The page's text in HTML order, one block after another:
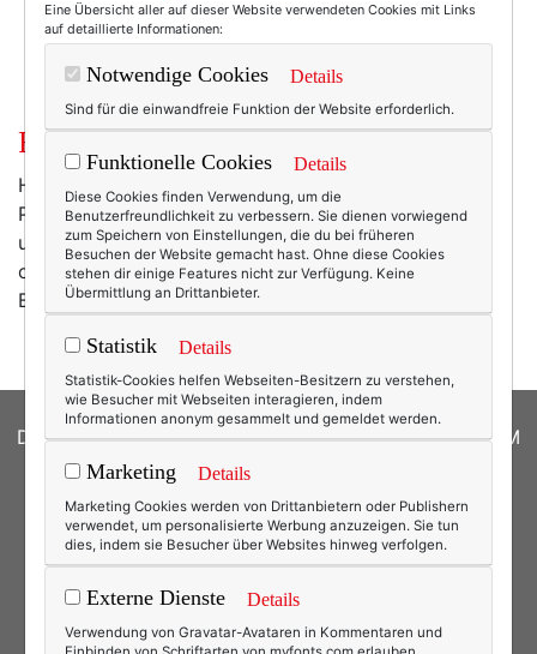
Fashionista war gestern.
Heute (in den bösen Krisenzeiten der Wartelisten für
Prada-Blusen) bloggt man als Recessionista. Wer von
uns spart schließlich nicht lieber mit einer Chloé-Bluse
oder einem Missoni-Top als bei der Butter auf dem
Brot, hm?
DATENSCHUTZERKLÄRUNG|COOKIES|IMPRESSUM
© 2026texterella.de
Site byblogwork.deundSibylle Zimmermann, hz-
konzept.de
Eine Übersicht aller auf dieser Website verwendeten Cookies mit Links
auf detaillierte Informationen:
Notwendige Cookies Details
Sind für die einwandfreie Funktion der Website erforderlich.
Funktionelle Cookies Details
Diese Cookies finden Verwendung, um die
Benutzerfreundlichkeit zu verbessern. Sie dienen vorwiegend
zum Speichern von Einstellungen, die du bei früheren
Besuchen der Website gemacht hast. Ohne diese Cookies
stehen dir einige Features nicht zur Verfügung. Keine
Übermittlung an Drittanbieter.
Statistik Details
Statistik-Cookies helfen Webseiten-Besitzern zu verstehen,
wie Besucher mit Webseiten interagieren, indem
Informationen anonym gesammelt und gemeldet werden.
Marketing Details
Marketing Cookies werden von Drittanbietern oder Publishern
verwendet, um personalisierte Werbung anzuzeigen. Sie tun
dies, indem sie Besucher über Websites hinweg verfolgen.
Externe Dienste Details
Verwendung von Gravatar-Avataren in Kommentaren und